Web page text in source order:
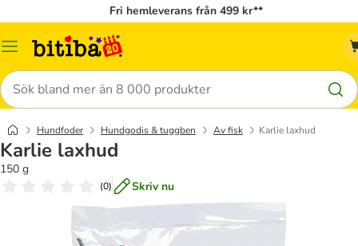
Fri hemleverans från 499 kr**
Meny
Sök
Hundfoder Hundgodis & tuggben Av fisk Karlie laxhud
Karlie laxhud
150 g
(0) Skriv nu